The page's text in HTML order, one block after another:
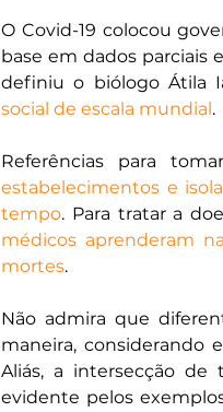
O Covid-19 colocou
base em dados parciais
definiu o biólogo Átila
social de escala mundial.
Referências para
estabelecimentos e
tempo. Para tratar a
médicos aprenderam
mortes.
Não admira que
maneira, considerando
Aliás, a intersecção
evidente pelos